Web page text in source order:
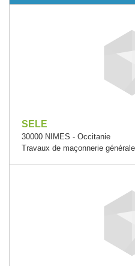
SELE
30000 NIMES - Occitanie
Travaux de maçonnerie